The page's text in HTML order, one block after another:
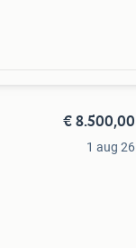
€ 8.500,00
1 aug 26